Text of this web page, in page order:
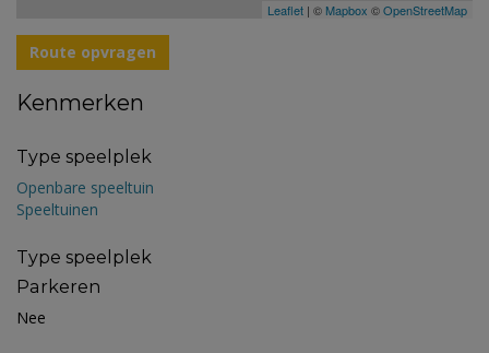
Leaflet | © Mapbox ©OpenStreetMap
Route opvragen
Kenmerken
Type speelplek
Openbare speeltuin
Speeltuinen
Type speelplek
Parkeren
Nee